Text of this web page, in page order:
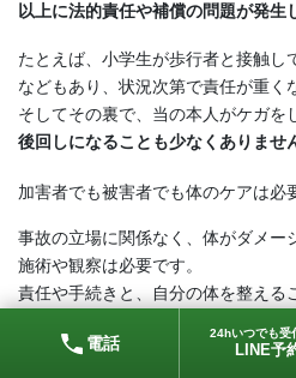
以上に法的責任や補償の問題が発生
たとえば、小学生が歩行者と接触し
などもあり、状況次第で責任が重く
そしてその裏で、当の本人がケガを
後回しになることも少なくありませ
加害者でも被害者でも体のケアは必
事故の立場に関係なく、体がダメー
施術や観察は必要です。
責任や手続きと、自分の体を整える
とを優先してほしいと思います。
電話 24hいつでも受
LINE予